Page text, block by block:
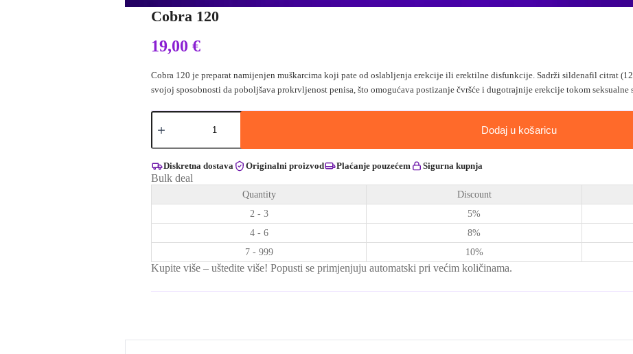
Cobra 120
19,00 €
Cobra 120 je preparat namijenjen muškarcima koji pate od oslabljenja erekcije ili erektilne disfunkcije. Sadrži sildenafil citrat
svojoj sposobnosti da poboljšava prokrvljenost penisa, što omogućava postizanje čvršće i dugotrajnije erekcije tokom seksualne
Cobra
120
Dodaj u košaricu
Diskretna dostava Originalni proizvod Plaćanje pouzećem Sigurna kupnja
Bulk deal
Quantity Discount
2 - 3
5%
4 - 6
8%
7 - 999
10%
Kupite više – uštedite više! Popusti se primjenjuju automatski pri većim količinama.